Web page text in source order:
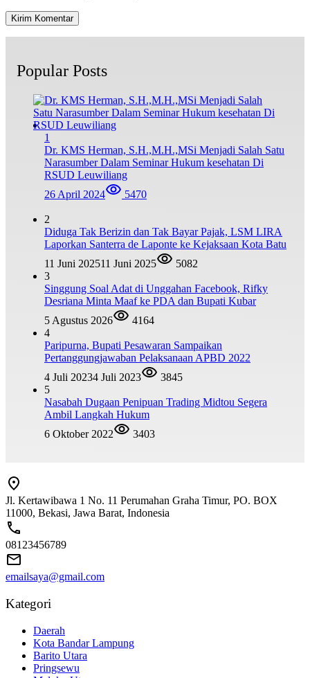
Popular Posts
1
Dr. KMS Herman, S.H.,M.H.,MSi Menjadi Salah Satu
Narasumber Dalam Seminar Hukum kesehatan Di
RSUD Leuwiliang
26 April 2024
5470
2
Diduga Tak Berizin dan Tak Bayar Pajak, LSM LIRA
Laporkan Santerra de Laponte ke Kejaksaan Kota Batu
11 Juni 202511 Juni 2025
5082
3
Singgung Soal Adat di Unggahan Facebook, Rifky
Desriana Minta Maaf ke PDA dan Bupati Kubar
5 Agustus 2026
4164
4
Paripurna, Bupati Pesawaran Sampaikan
Pertanggungjawaban Pelaksanaan APBD 2022
4 Juli 20234 Juli 2023
3845
5
Nasabah Dugaan Penipuan Trading Midtou Segera
Ambil Langkah Hukum
6 Oktober 2022
3403
Jl. Kertawibawa 1 No. 11 Perumahan Graha Timur, PO. BOX
11000, Bekasi, Jawa Barat, Indonesia
08123456789
emailsaya@gmail.com
Kategori
Daerah
Kota Bandar Lampung
Barito Utara
Pringsewu